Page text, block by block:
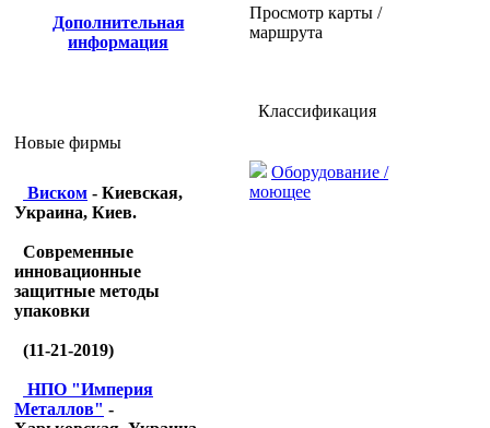
Дополнительная
информация
Новые фирмы
Виском - Киевская,
Украина, Киев.
Современные
инновационные
защитные методы
упаковки
(11-21-2019)
НПО "Империя
Металлов" -
Просмотр карты /
маршрута
Классификация
Оборудование /
моющее